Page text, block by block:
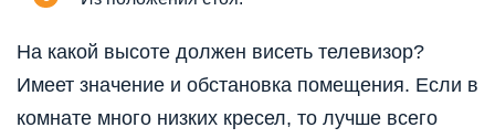
На какой высоте должен висеть телевизор?
Имеет значение и обстановка помещения. Если в
комнате много низких кресел, то лучше всего